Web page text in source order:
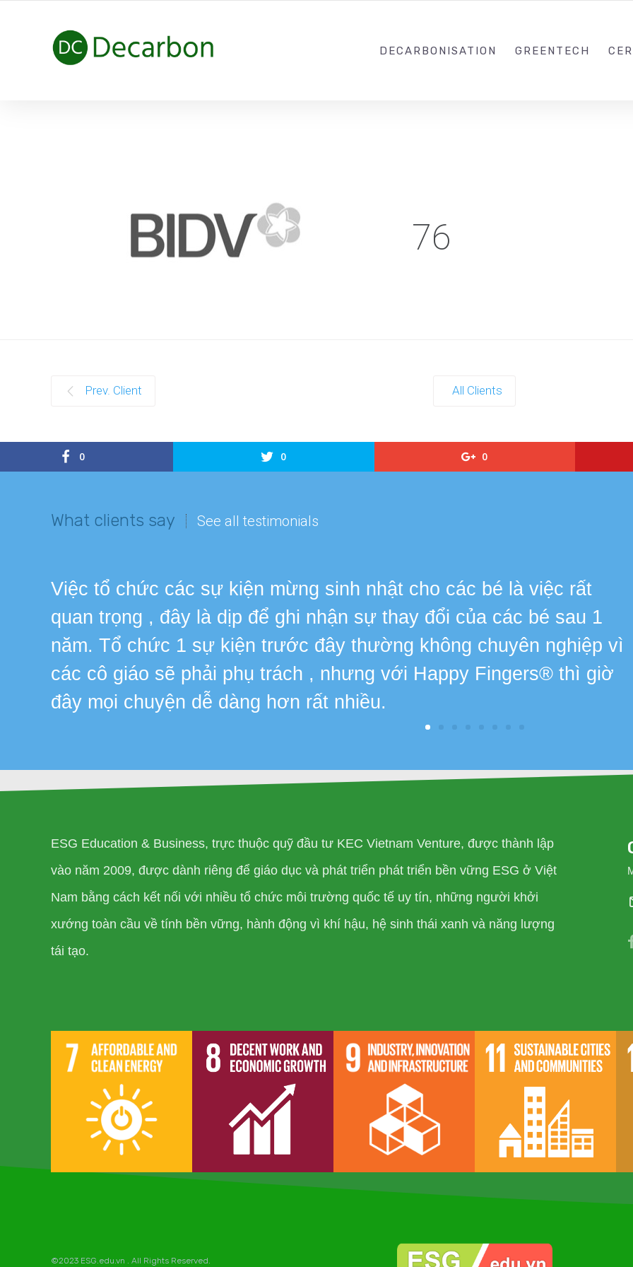
DECARBONISATION GREENTECH
76
Prev. Client All Clients
0 0 0
What clients say See all testimonials
Việc tổ chức các sự kiện mừng sinh nhật cho các bé là việc rất
quan trọng , đây là dịp để ghi nhận sự thay đổi của các bé sau 1
năm. Tổ chức 1 sự kiện trước đây thường không chuyên nghiệp vì
các cô giáo sẽ phải phụ trách , nhưng với Happy Fingers® thì giờ
đây mọi chuyện dễ dàng hơn rất nhiều.
ESG Education & Business, trực thuộc quỹ đầu tư KEC Vietnam Venture, được thành lập
vào năm 2009, được dành riêng để giáo dục và phát triển phát triển bền vững ESG ở Việt
Nam bằng cách kết nối với nhiều tổ chức môi trường quốc tế uy tín, những người khởi
xướng toàn cầu về tính bền vững, hành động vì khí hậu, hệ sinh thái xanh và năng lượng
tái tạo.
©2023 ESG.edu.vn . All Rights Reserved.